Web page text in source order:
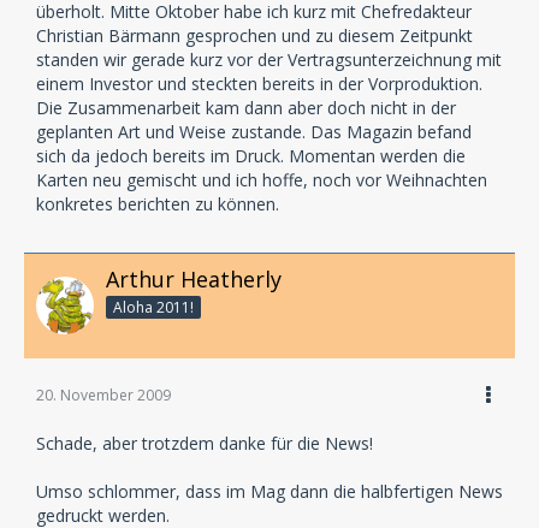
"Freilanzer? Wat'n dat denn?"
überholt. Mitte Oktober habe ich kurz mit Chefredakteur
Christian Bärmann gesprochen und zu diesem Zeitpunkt
standen wir gerade kurz vor der Vertragsunterzeichnung mit
einem Investor und steckten bereits in der Vorproduktion.
Die Zusammenarbeit kam dann aber doch nicht in der
geplanten Art und Weise zustande. Das Magazin befand
sich da jedoch bereits im Druck. Momentan werden die
Karten neu gemischt und ich hoffe, noch vor Weihnachten
konkretes berichten zu können.
Arthur Heatherly
Aloha 2011!
20. November 2009
Schade, aber trotzdem danke für die News!
Umso schlommer, dass im Mag dann die halbfertigen News
gedruckt werden.